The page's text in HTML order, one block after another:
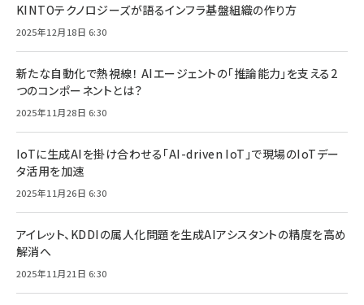
KINTOテクノロジーズが語るインフラ基盤組織の作り方
2025年12月18日 6:30
新たな自動化で熱視線！ AIエージェントの「推論能力」を支える2
つのコンポーネントとは？
2025年11月28日 6:30
IoTに生成AIを掛け合わせる「AI-driven IoT」で現場のIoTデー
タ活用を加速
2025年11月26日 6:30
アイレット、KDDIの属人化問題を生成AIアシスタントの精度を高め
解消へ
2025年11月21日 6:30